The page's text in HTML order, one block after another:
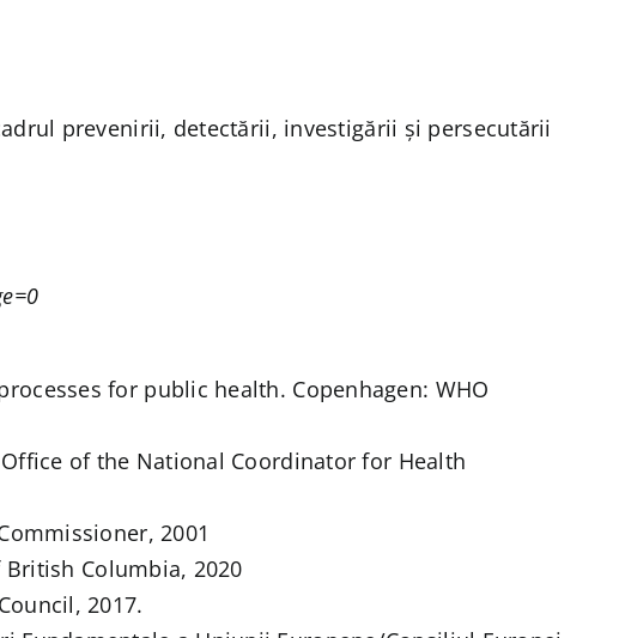
prevenirii, detectării, investigării și persecutării
for public health. Copenhagen: WHO
of the National Coordinator for Health
2001
Columbia, 2020
2017.